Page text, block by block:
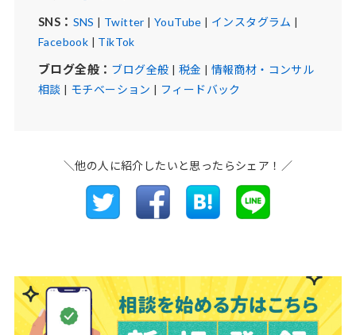
SNS： SNS | Twitter | YouTube | インスタグラム |
Facebook | TikTok
ブログ全般： ブログ全般 | 税金 | 情報商材・コンサル
相談 | モチベーション | フィードバック
＼他の人に紹介したいと思ったらシェア！／